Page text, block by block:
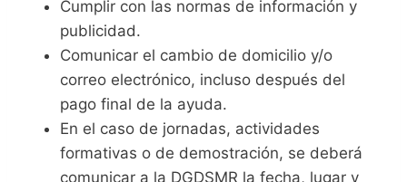
Cumplir con las normas de información y
publicidad.
Comunicar el cambio de domicilio y/o
correo electrónico, incluso después del
pago final de la ayuda.
En el caso de jornadas, actividades
formativas o de demostración, se deberá
comunicar a la DGDSMR la fecha, lugar y